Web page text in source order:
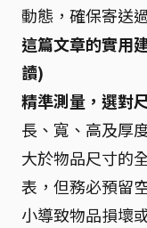
動態，確保寄送
這篇文章的實用
讀)
精準測量，選對
長、寬、高及厚
大於物品尺寸的
表，但務必預留
小導致物品損壞